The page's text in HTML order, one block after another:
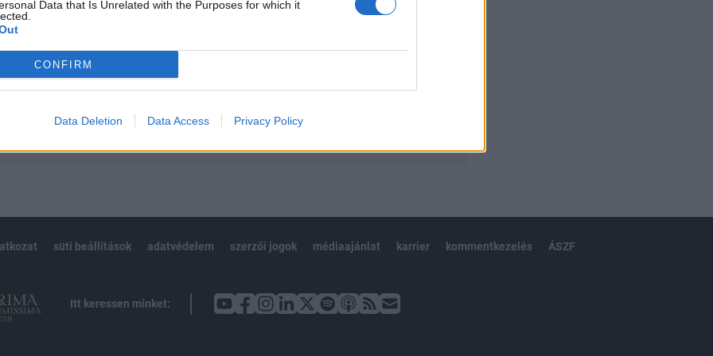
Data that Is Unrelated with the Purposes for which it
CONFIRM
Data Deletion Data Access Privacy Policy
cikkarchívum
elmúlt 2 év napon belüli
Előfizetés
süti beállítások adatvédelem szerzői jogok médiaajánlat karrier kommentkezelés ÁSZF
Itt keressen minket: